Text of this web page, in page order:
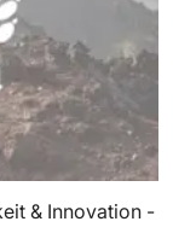
& Innovation -